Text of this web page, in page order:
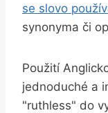
se slovo
synonyma či
Použití
jednoduché a
"ruthless" do